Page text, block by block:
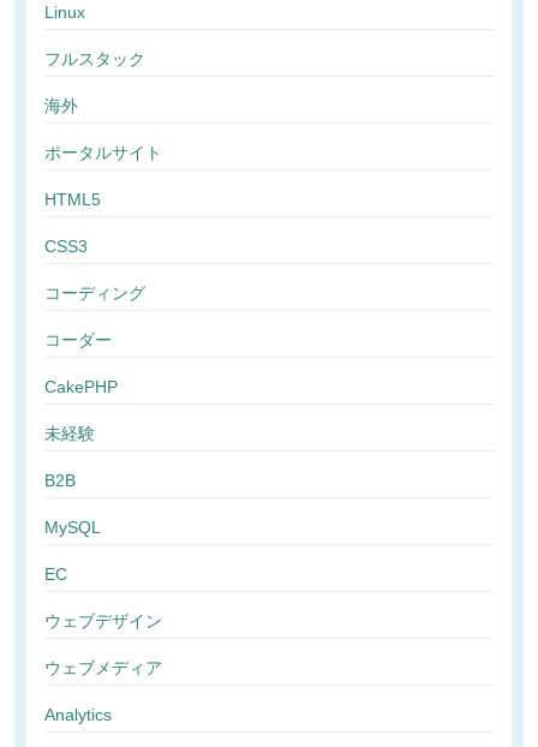
Linux
フルスタック
海外
ポータルサイト
HTML5
CSS3
コーディング
コーダー
CakePHP
未経験
B2B
MySQL
EC
ウェブデザイン
ウェブメディア
Analytics